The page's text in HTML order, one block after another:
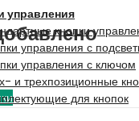
управления
кнопки
управления с
управления с ключом
и трехпозиционные
для кнопок